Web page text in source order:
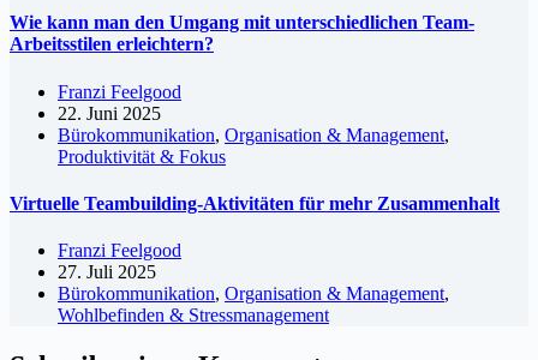
Wie kann man den Umgang mit unterschiedlichen Team-
Arbeitsstilen erleichtern?
Franzi Feelgood
22. Juni 2025
Bürokommunikation, Organisation & Management,
Produktivität & Fokus
Virtuelle Teambuilding-Aktivitäten für mehr Zusammenhalt
Franzi Feelgood
27. Juli 2025
Bürokommunikation, Organisation & Management,
Wohlbefinden & Stressmanagement